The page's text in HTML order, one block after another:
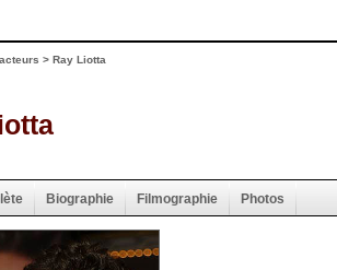
> Ray Liotta
Biographie Filmographie Photos